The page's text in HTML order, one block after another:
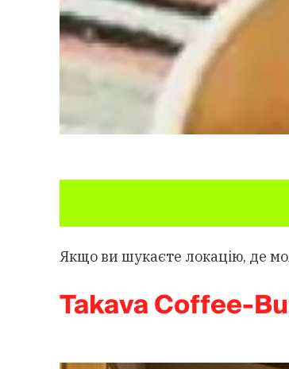
Якщо ви шукаєте локацію, де
Takava Coffee-